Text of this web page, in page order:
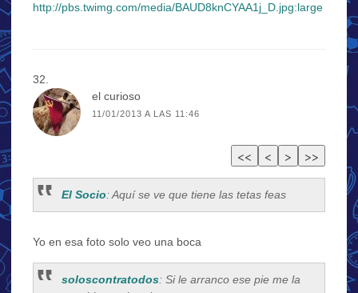
http://pbs.twimg.com/media/BAUD8knCYAA1j_D.jpg:large
el curioso
11/01/2013 A LAS 11:46
El Socio: Aquí se ve que tiene las tetas feas
Yo en esa foto solo veo una boca
soloscontratodos: Si le arranco ese pie me la